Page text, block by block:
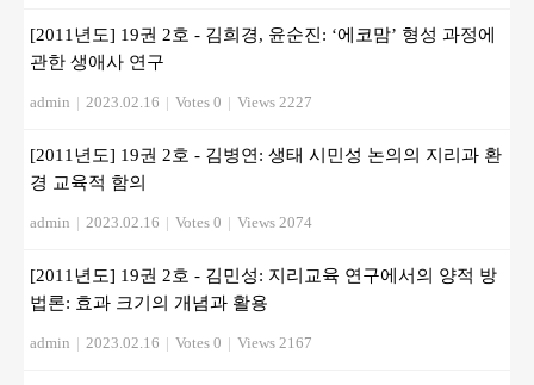
[2011년도] 19권 2호 - 김희경, 윤순진: ‘에코맘’ 형성 과정에
관한 생애사 연구
admin | 2023.02.16 | Votes 0 | Views 2227
[2011년도] 19권 2호 - 김병연: 생태 시민성 논의의 지리과 환
경 교육적 함의
admin | 2023.02.16 | Votes 0 | Views 2074
[2011년도] 19권 2호 - 김민성: 지리교육 연구에서의 양적 방
법론: 효과 크기의 개념과 활용
admin | 2023.02.16 | Votes 0 | Views 2167